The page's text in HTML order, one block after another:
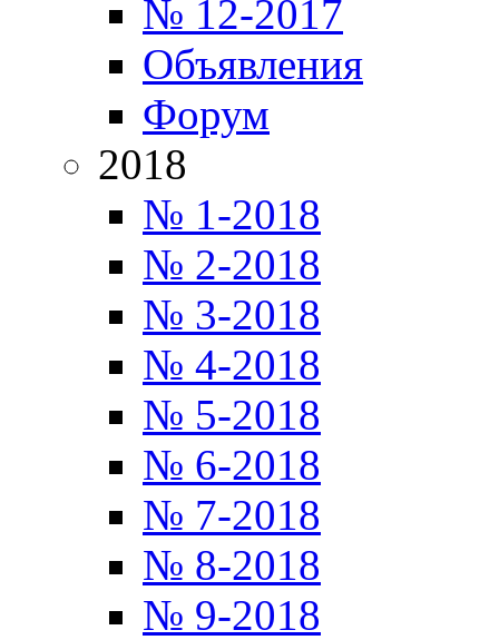
№ 12-2017
Объявления
Форум
2018
№ 1-2018
№ 2-2018
№ 3-2018
№ 4-2018
№ 5-2018
№ 6-2018
№ 7-2018
№ 8-2018
№ 9-2018